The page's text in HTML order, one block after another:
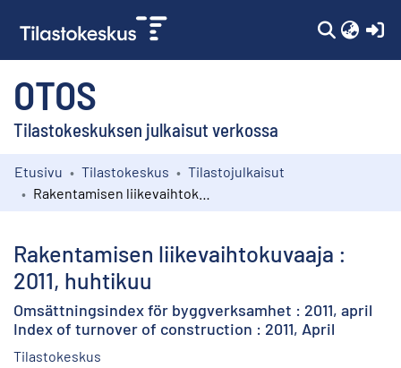
OTOS
Tilastokeskuksen julkaisut verkossa
Kokoelmat
Etusivu Tilastokeskus
Tilastojulkaisut
Rakentamisen liikevaihtokuvaaja :
2011, huhtikuu
Omsättningsindex för byggverksamhet : 2011, april
Index of turnover of construction : 2011, April
Tilastokeskus